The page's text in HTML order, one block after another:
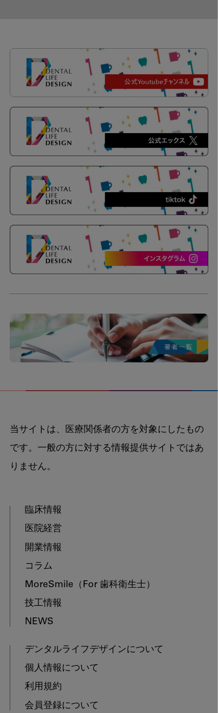
当サイトは、医療関係者の方を対象にしたもの
です。一般の方に対する情報提供サイトではあ
りません。
臨床情報
医院経営
開業情報
コラム
MoreSmile （For 歯科衛生士）
技工情報
NEWS
デンタルライフデザインについて
個人情報について
利用規約
会員登録について